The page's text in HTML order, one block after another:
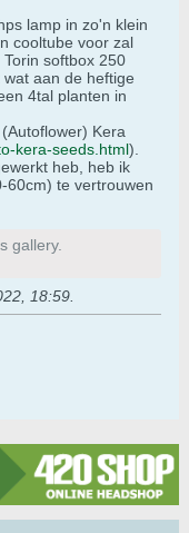
lamp in zo'n klein
cooltube voor zal
softbox 250
aan de heftige
4tal planten in
Kera
kera-seeds.html).
heb, heb ik
60cm) te vertrouwen
gallery.
18:59